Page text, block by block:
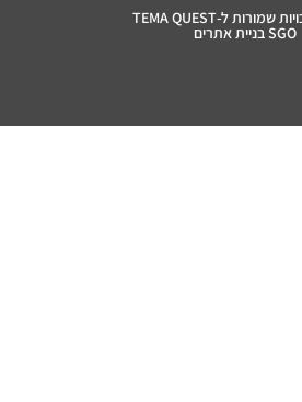
SGO בניית אתרים